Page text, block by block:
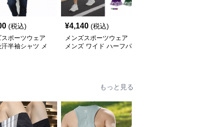
(税込)
スポーツウェア
半袖シャツ メ
¥4,140 (税込)
メンズスポーツウェア
メンズ ワイド ハーフパ
もっと見る